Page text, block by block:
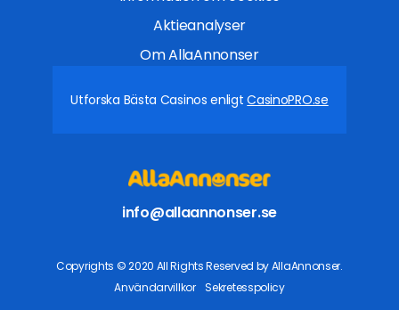
Aktieanalyser
Om AllaAnnonser
Utforska Bästa Casinos enligtCasinoPRO.se
info@allaannonser.se
Copyrights © 2020 All Rights Reserved by AllaAnnonser.
Användarvillkor
Sekretesspolicy